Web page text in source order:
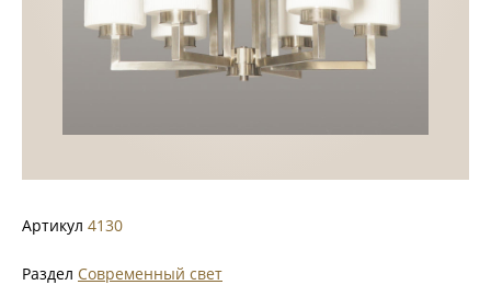
Артикул 4130
Раздел Современный свет